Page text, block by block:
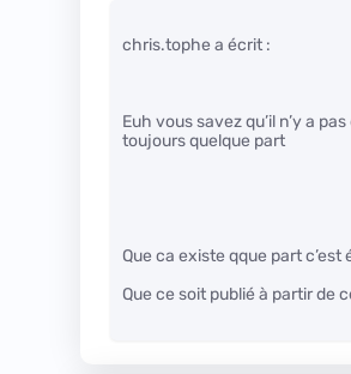
chris.tophe a écrit :
Euh vous savez qu’il n’y a
toujours quelque part
Que ca existe qque part c’est
Que ce soit publié à partir de